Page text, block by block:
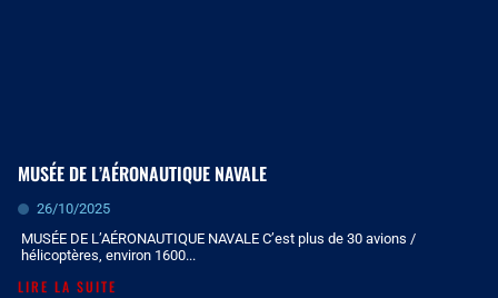
MUSÉE DE L’AÉRONAUTIQUE NAVALE
26/10/2025
MUSÉE DE L’AÉRONAUTIQUE NAVALE C’est plus de 30 avions /
hélicoptères, environ 1600...
LIRE LA SUITE